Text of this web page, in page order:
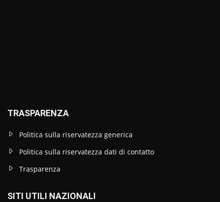
TRASPARENZA
Politica sulla riservatezza generica
Politica sulla riservatezza dati di contatto
Trasparenza
SITI UTILI NAZIONALI